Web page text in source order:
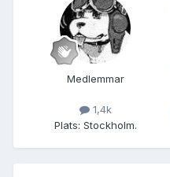
Medlemmar
1,4k
Plats: Stockholm.